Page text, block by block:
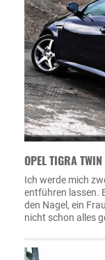
OPEL TIGRA
Ich werde mich
entführen lassen.
den Nagel, ein
nicht schon alles